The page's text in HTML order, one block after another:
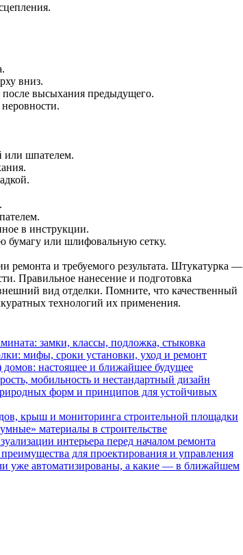
вниз.
высыхания предыдущего.
или шпателем.
в инструкции.
или шлифовальную сетку.
ремонта и требуемого результата. Штукатурка —
Правильное нанесение и подготовка
вид отделки. Помните, что качественный
технологий их применения.
замки, классы, подложка, стыковка
мифы, сроки установки, уход и ремонт
настоящее и ближайшее будущее
мобильность и нестандартный дизайн
форм и принципов для устойчивых
крыш и мониторинга строительной площадки
материалы в строительстве
интерьера перед началом ремонта
для проектирования и управления
уже автоматизированы, а какие — в ближайшем